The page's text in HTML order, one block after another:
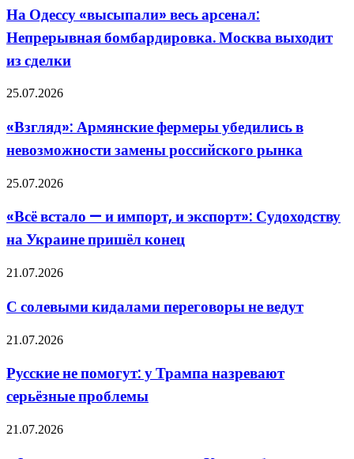
«высыпали»
весь
арсенал:
бомбардировка.
выходит
сделки
На Одессу «высыпали» весь арсенал:
Непрерывная бомбардировка. Москва выходит
из сделки
«Взгляд»:
фермеры
убедились
в
замены
российского
25.07.2026
«Взгляд»: Армянские фермеры убедились в
невозможности замены российского рынка
«Всё
—
и
импорт,
экспорт»:
Украине
конец
25.07.2026
«Всё встало — и импорт, и экспорт»: Судоходству
на Украине пришёл конец
С
кидалами
переговоры
ведут
21.07.2026
С солевыми кидалами переговоры не ведут
Русские
помогут:
у
Трампа
серьёзные
21.07.2026
Русские не помогут: у Трампа назревают
серьёзные проблемы
«Франция
21.07.2026